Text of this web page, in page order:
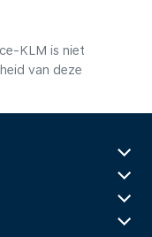
KLM is niet
van deze